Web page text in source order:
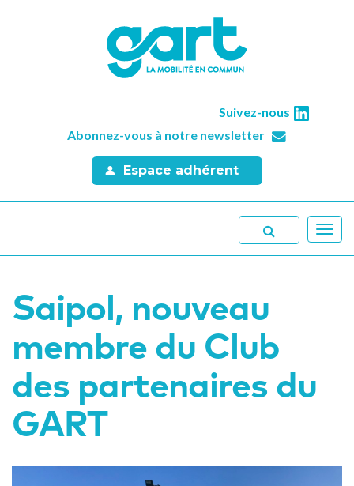
Suivez-nous
Abonnez-vous à notre newsletter
Espace adhérent
Saipol, nouveau
membre du Club
des partenaires du
GART